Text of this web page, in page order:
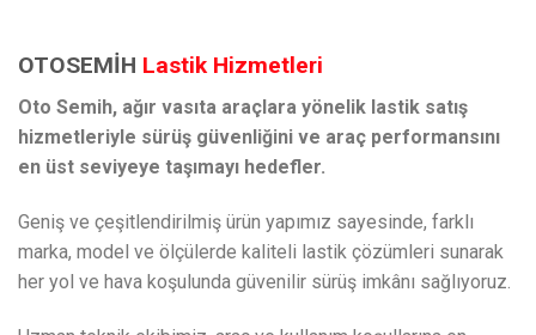
OTOSEMİH Lastik Hizmetleri
Oto Semih, ağır vasıta araçlara yönelik lastik satış
hizmetleriyle sürüş güvenliğini ve araç performansını
en üst seviyeye taşımayı hedefler.
Geniş ve çeşitlendirilmiş ürün yapımız sayesinde, farklı
marka, model ve ölçülerde kaliteli lastik çözümleri sunarak
her yol ve hava koşulunda güvenilir sürüş imkânı sağlıyoruz.